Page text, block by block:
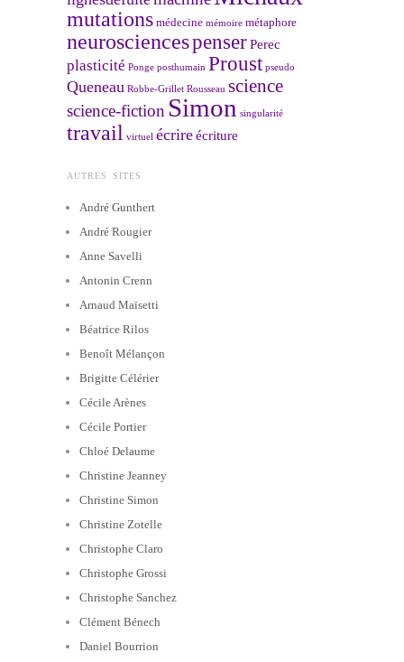
mutations médecine mémoire métaphore
neurosciencespenserPerec
plasticité Ponge posthumain Proust pseudo
Queneau Robbe-Grillet Rousseau science
science-fiction Simon singularité
travail virtuel écrireécriture
AUTRES SITES
André Gunthert
André Rougier
Anne Savelli
Antonin Crenn
Arnaud Maïsetti
Béatrice Rilos
Benoît Mélançon
Brigitte Célérier
Cécile Arènes
Cécile Portier
Chloé Delaume
Christine Jeanney
Christine Simon
Christine Zotelle
Christophe Claro
Christophe Grossi
Christophe Sanchez
Clément Bénech
Daniel Bourrion